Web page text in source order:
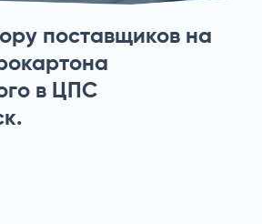
поставщиков на
в ЦПС